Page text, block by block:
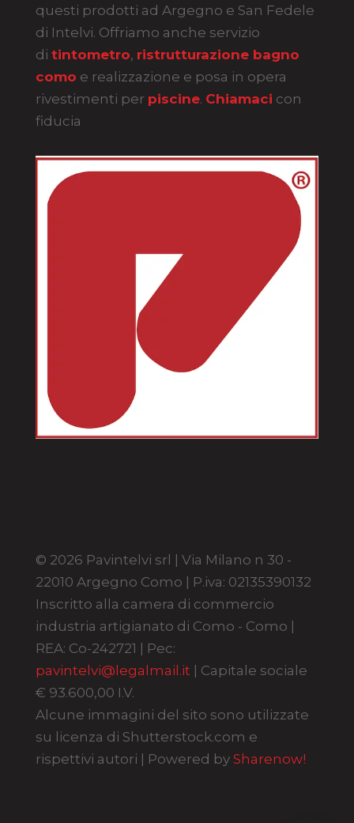
questi prodotti ad Argegno e San Fedele
di Intelvi. Offriamo anche servizio
di tintometro, ristrutturazione bagno
como e realizzazione e posa in opera
rivestimenti per piscine. Chiamaci con
fiducia
© 2026 Pavintelvi srl | Via Milano n 30 -
22010 Argegno Como | P.iva: 02135390132
Inscritto alla camera di commercio
industria artigianato di Como - Como |
REA: Co-242721 | Pec:
pavintelvi@legalmail.it | Capitale sociale
€ 93.600,00 I.V.
Alcune immagini del sito sono utilizzate
su licenza di Shutterstock.com e
rispettivi autori | Powered by Sharenow!